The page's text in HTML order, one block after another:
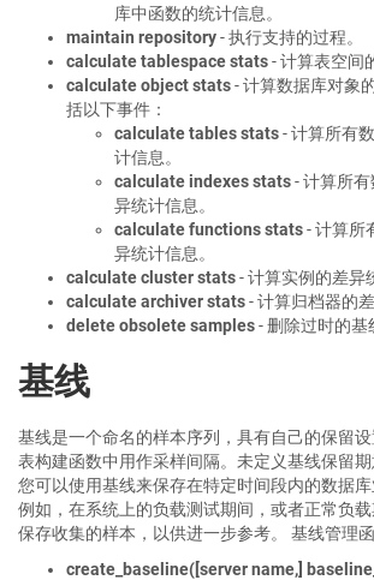
库中函数的统计信息。
maintain repository- 执行支持的过程。
calculate tablespace stats- 计算表空间
calculate object stats- 计算数据库对象
括以下事件：
calculate tables stats- 计算所有
计信息。
calculate indexes stats- 计算所
异统计信息。
calculate functions stats- 计算所
异统计信息。
calculate cluster stats- 计算实例的差异
calculate archiver stats- 计算归档器的
delete obsolete samples- 删除过时的基
基线
基线是一个命名的样本序列，具有自己的保留
表构建函数中用作采样间隔。未定义基线保留期
您可以使用基线来保存在特定时间段内的数据库
例如，在系统上的负载测试期间，或者正常负
保存收集的样本，以供进一步参考。 基线管理函
create_baseline([server name,]